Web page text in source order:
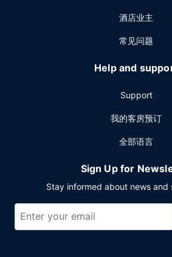
酒店业主
常见问题
Help and
Support
我的客房预订
全部语言
Sign Up for
Stay informed about news and